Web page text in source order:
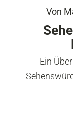
Von
Ein